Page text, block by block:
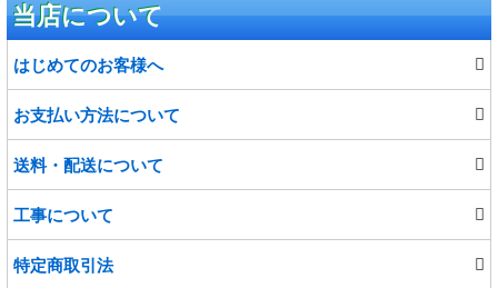
当店について
はじめてのお客様へ
お支払い方法について
送料・配送について
工事について
特定商取引法